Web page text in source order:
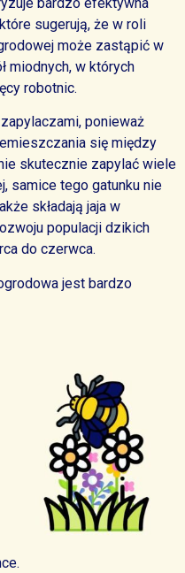
sugerują, że w roli
może zastąpić w
miodnych, w których
robotnic.
ponieważ
się między
skutecznie zapylać wiele
samice tego gatunku nie
składają jaja w
populacji dzikich
do czerwca.
jest bardzo